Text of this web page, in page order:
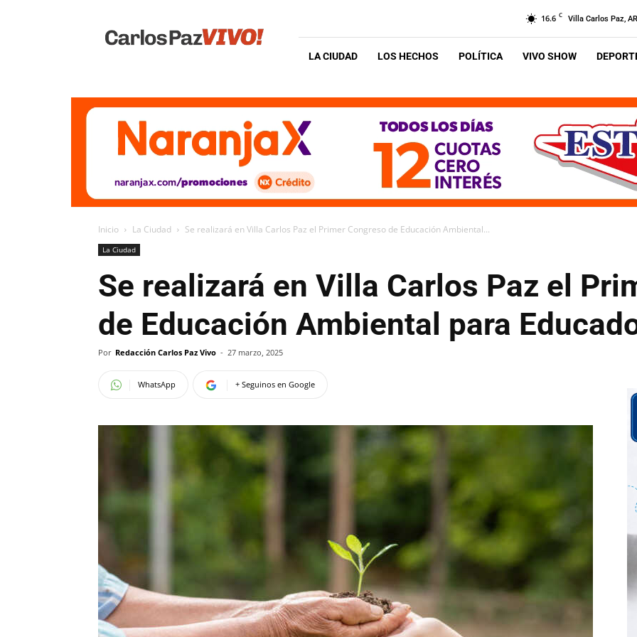
Vivo
16.6 C Villa Carlos Paz, AR
LA CIUDAD LOS HECHOS POLÍTICA VIVO SHOW
Inicio La Ciudad Se realizará en Villa Carlos Paz el Primer Congreso de Educación Ambiental...
La Ciudad
Se realizará en Villa Carlos Paz el
de Educación Ambiental para
Por Redacción Carlos Paz Vivo - 27 marzo, 2025
WhatsApp + Seguinos en Google